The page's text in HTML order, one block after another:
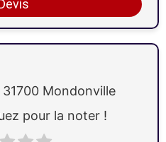
31700 Mondonville
pour la noter !